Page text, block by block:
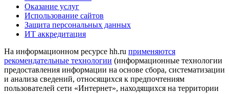
Оказание услуг
Использование сайтов
Защита персональных данных
ИТ аккредитация
На информационном ресурсе hh.ru применяются
рекомендательные технологии (информационные технологии
предоставления информации на основе сбора, систематизации
и анализа сведений, относящихся к предпочтениям
пользователей сети «Интернет», находящихся на территории